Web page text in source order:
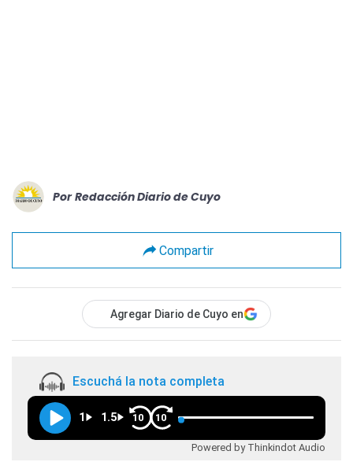
Por Redacción Diario de Cuyo
Compartir
Agregar Diario de Cuyo en
Escuchá la nota completa
1 1.5 10 10
Powered by Thinkindot Audio